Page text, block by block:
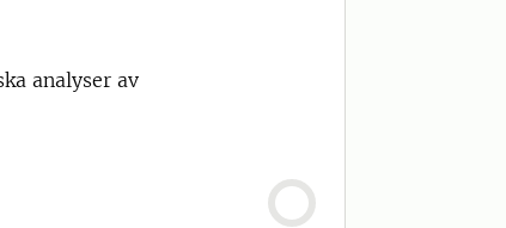
analyser av